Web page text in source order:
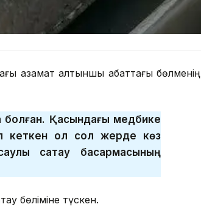
азамат алтыншы қабаттағы бөлменің
болған. Қасындағы медбике
кеткен ол сол жерде көз
сақтау басқармасының
бөліміне түскен.